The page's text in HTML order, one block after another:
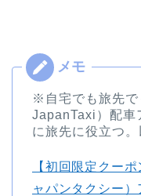
※自宅でも旅先で
JapanTaxi）配車
に旅先に役立つ。
【初回限定クー
ャパンタクシー）